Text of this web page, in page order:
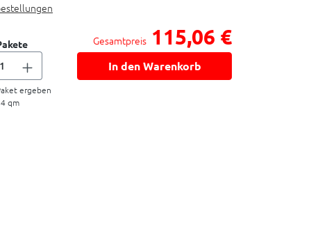
ergeben
qm
Gesamtpreis 115,06 €
In den Warenkorb